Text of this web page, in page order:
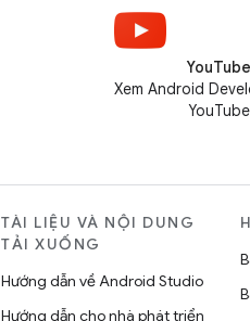
YouTube
Xem Android
YouTube
TÀI LIỆU VÀ NỘI DUNG
TẢI XUỐNG
Hướng dẫn về Android Studio
Hướng dẫn cho nhà phát triển